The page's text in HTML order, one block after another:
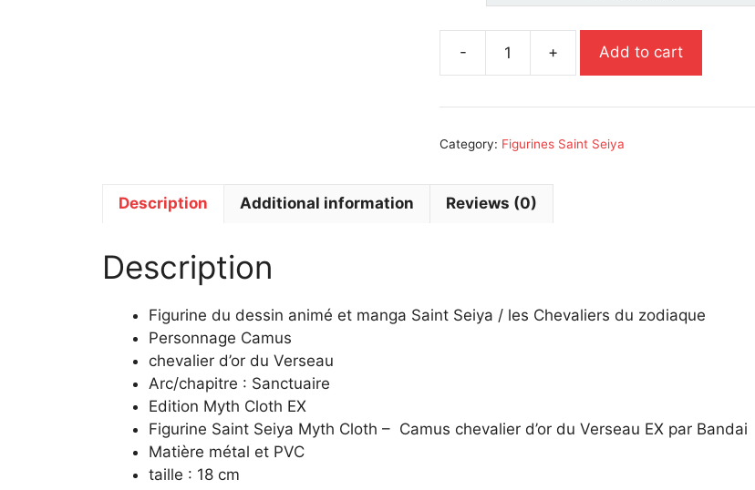
-
Seiya
chevalier
du
EX
+ Add to cart
Category: Figurines Saint Seiya
Description Additional information Reviews (0)
Description
Figurine du dessin animé et manga Saint Seiya / les Chevaliers du zodiaque
Personnage Camus
chevalier d’or du Verseau
Arc/chapitre : Sanctuaire
Edition Myth Cloth EX
Figurine Saint Seiya Myth Cloth – Camus chevalier d’or du Verseau EX par Bandai
Matière métal et PVC
taille : 18 cm